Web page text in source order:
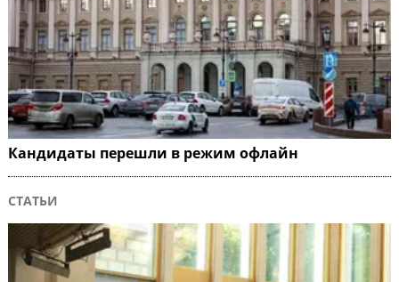
Кандидаты перешли в режим офлайн
СТАТЬИ